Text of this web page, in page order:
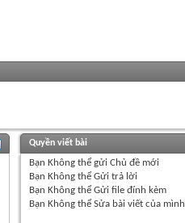
Quyền viết bài
Bạn Không thểgửi Chủ đề mới
Bạn Không thểGửi trả lời
Bạn Không thểGửi file đính kèm
Bạn Không thểSửa bài viết của mình